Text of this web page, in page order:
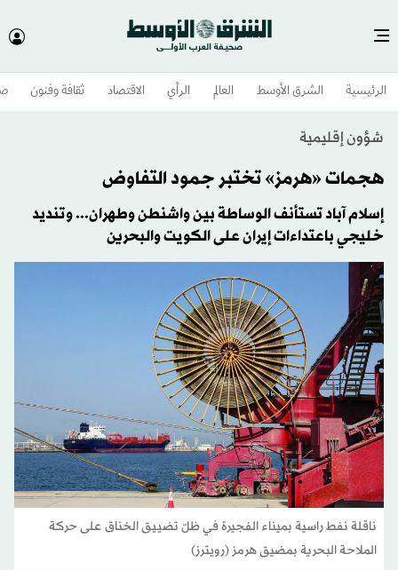
الرئيسية الشرق الأوسط​ العالم الرأي الاقتصاد ثقافة وفنون
شؤون إقليمية
هجمات «هرمز» تختبر جمود التفاوض
إسلام آباد تستأنف الوساطة بين واشنطن وطهران... وتنديد
خليجي باعتداءات إيران على الكويت والبحرين
ناقلة نفط راسية بميناء الفجيرة في ظلّ تضييق الخناق على حركة
الملاحة البحرية بمضيق هرمز (رويترز)